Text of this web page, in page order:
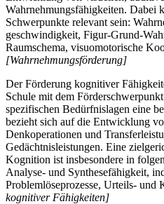
Wahrnehmungsfähigkeiten. Dabei
Schwerpunkte relevant sein:
geschwindigkeit, Figur-Grund-
Raumschema, visuomotorische
[Wahrnehmungsförderung]
Der Förderung kognitiver
Schule mit dem
spezifischen Bedürfnislagen eine
bezieht sich auf die Entwicklung
Denkoperationen und
Gedächtnisleistungen. Eine
Kognition ist insbesondere in
Analyse- und Synthesefähigkeit,
Problemlöseprozesse, Urteils- und
kognitiver Fähigkeiten]